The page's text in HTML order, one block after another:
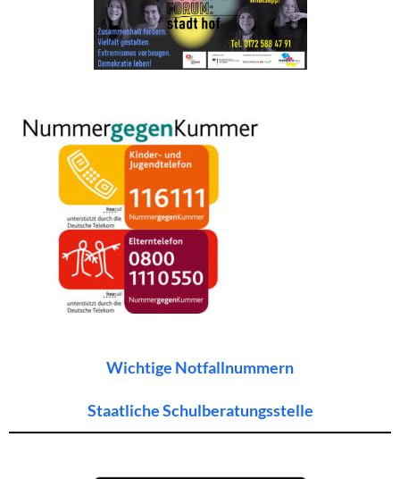
Wichtige Notfallnummern
Staatliche Schulberatungsstelle